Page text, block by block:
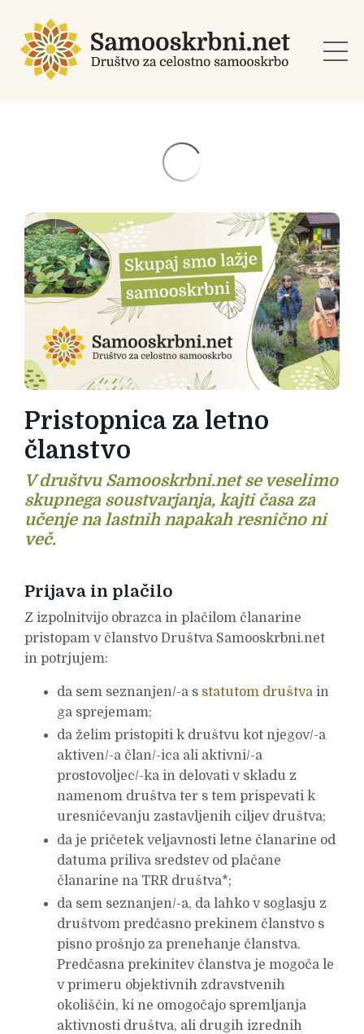
Pristopnica za letno
članstvo
V društvu Samooskrbni.net se veselimo
skupnega soustvarjanja, kajti časa za
učenje na lastnih napakah resnično ni
več.
Prijava in plačilo
Z izpolnitvijo obrazca in plačilom članarine
pristopam v članstvo Društva Samooskrbni.net
in potrjujem:
da sem seznanjen/-a s statutom društva in
ga sprejemam;
da želim pristopiti k društvu kot njegov/-a
aktiven/-a član/-ica ali aktivni/-a
prostovoljec/-ka in delovati v skladu z
namenom društva ter s tem prispevati k
uresničevanju zastavljenih ciljev društva;
da je pričetek veljavnosti letne članarine od
datuma priliva sredstev od plačane
članarine na TRR društva*;
da sem seznanjen/-a, da lahko v soglasju z
društvom predčasno prekinem članstvo s
pisno prošnjo za prenehanje članstva.
Predčasna prekinitev članstva je mogoča le
v primeru objektivnih zdravstvenih
okoliščin, ki ne omogočajo spremljanja
aktivnosti društva, ali drugih izrednih